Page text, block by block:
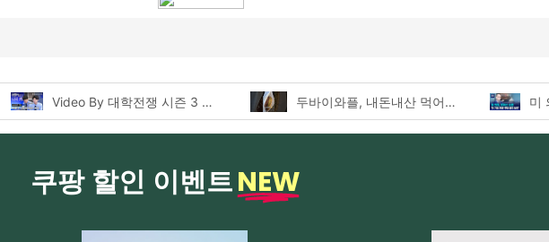
두바이와플, 내돈내산 먹어본 찐후기! 미 의회, 로저스 소환에 대한 긴급한 증언 요청
쿠팡 할인 이벤트 NEW